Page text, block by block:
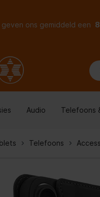
geven ons gemiddeld een
Audio Telefoons
Telefoons